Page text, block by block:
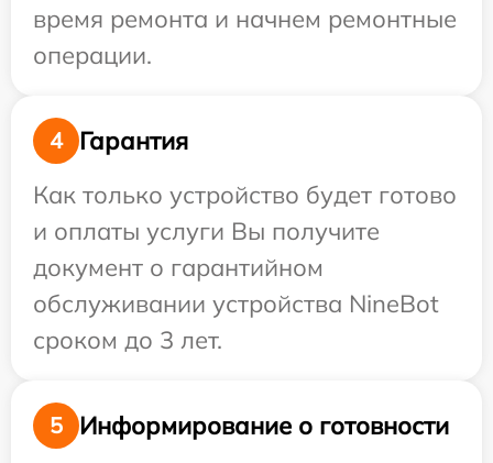
время ремонта и начнем ремонтные
операции.
4
Гарантия
Как только устройство будет готово
и оплаты услуги Вы получите
документ о гарантийном
обслуживании устройства NineBot
сроком до 3 лет.
5
Информирование о готовности